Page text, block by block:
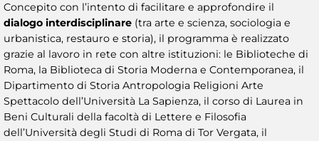
Concepito con l’intento di facilitare e approfondire il
dialogo interdisciplinare (tra arte e scienza, sociologia e
urbanistica, restauro e storia), il programma è realizzato
grazie al lavoro in rete con altre istituzioni: le Biblioteche di
Roma, la Biblioteca di Storia Moderna e Contemporanea, il
Dipartimento di Storia Antropologia Religioni Arte
Spettacolo dell’Università La Sapienza, il corso di Laurea in
Beni Culturali della facoltà di Lettere e Filosofia
dell’Università degli Studi di Roma di Tor Vergata, il